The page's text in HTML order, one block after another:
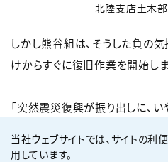
北陸支店土木
しかし熊谷組は、そうした負の
けからすぐに復旧作業を開始しま
「突然震災復興が振り出しに、
って使命感ややる気が高まってき
当社ウェブサイトでは、サイトの
用しています。